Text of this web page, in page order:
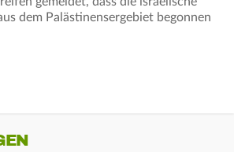
dem Palästinensergebiet begonnen